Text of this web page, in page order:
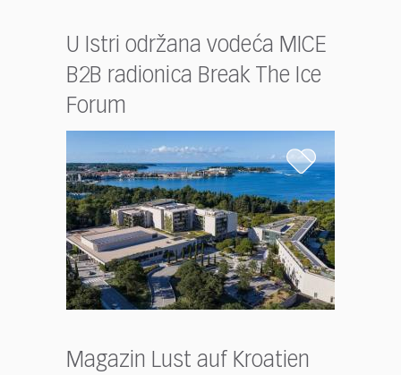
U Istri održana vodeća MICE
B2B radionica Break The Ice
Forum
Magazin Lust auf Kroatien